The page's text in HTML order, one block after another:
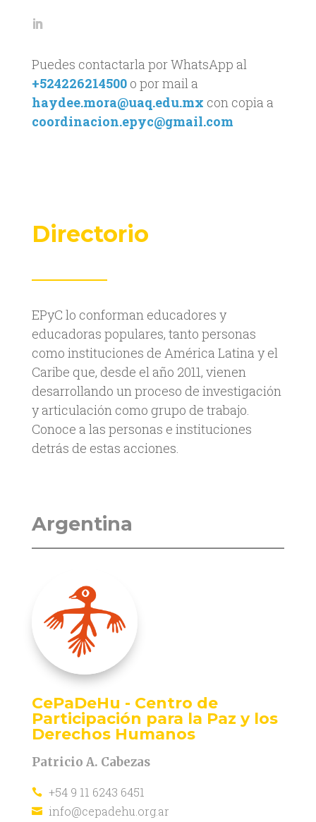
Puedes contactarla por WhatsApp al
+524226214500o por mail a
haydee.mora@uaq.edu.mx con copia a
coordinacion.epyc@gmail.com
Directorio
EPyC lo conforman educadores y
educadoras populares, tanto personas
como instituciones de América Latina y el
Caribe que, desde el año 2011, vienen
desarrollando un proceso de investigación
y articulación como grupo de trabajo.
Conoce a las personas e instituciones
detrás de estas acciones.
Argentina
CePaDeHu - Centro de
Participación para la Paz y los
Derechos Humanos
Patricio A. Cabezas
 +54 9 11 6243 6451
 info@cepadehu.org.ar